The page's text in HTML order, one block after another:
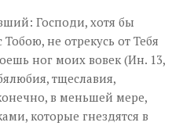
Господи, хотя бы
не отрекусь от Тебя
ног моих вовек (Ин. 13,
тщеславия,
в меньшей мере,
которые гнездятся в